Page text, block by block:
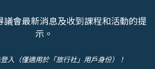
議會最新消息及收到課程和活動的提
示。
入（僅適用於「旅行社」用戶身份）！